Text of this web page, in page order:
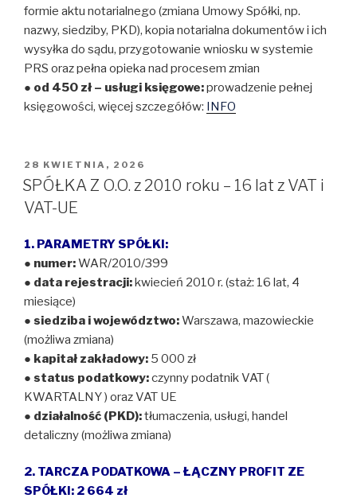
formie aktu notarialnego (zmiana Umowy Spółki, np.
nazwy, siedziby, PKD), kopia notarialna dokumentów i ich
wysyłka do sądu, przygotowanie wniosku w systemie
PRS oraz pełna opieka nad procesem zmian
● od 450 zł – usługi księgowe:prowadzenie pełnej
księgowości, więcej szczegółów: INFO
OPUBLIKOWANE
W
28 KWIETNIA, 2026
SPÓŁKA Z O.O. z 2010 roku – 16 lat z VAT i
VAT-UE
1. PARAMETRY SPÓŁKI:
● numer:WAR/2010/399
● data rejestracji:kwiecień 2010 r. (staż: 16 lat, 4
miesiące)
● siedziba i województwo:Warszawa, mazowieckie
(możliwa zmiana)
● kapitał zakładowy: 5 000 zł
● status podatkowy:czynny podatnik VAT (
KWARTALNY ) oraz VAT UE
● działalność (PKD):tłumaczenia, usługi, handel
detaliczny (możliwa zmiana)
2. TARCZA PODATKOWA – ŁĄCZNY PROFIT ZE
SPÓŁKI: 2 664 zł